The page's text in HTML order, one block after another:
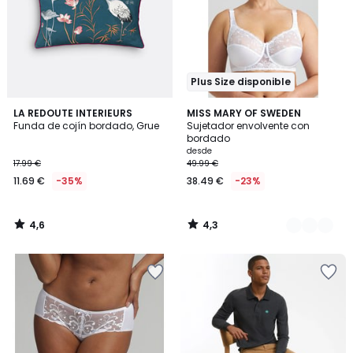
LA REDOUTE INTERIEURS
Funda de cojín bordado, Grue
17.99 €
11.69 € -35%
4,6
/ 5
4,6
/
Plus Size disponible
MISS MARY OF SWEDEN
Sujetador envolvente con
bordado
desde
49.99 €
38.49 € -23%
4,3
/ 5
2
Colores
4,3
/